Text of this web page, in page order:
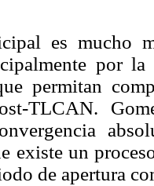
es mucho
por
permitan
TLCAN.
existe un
de apertura